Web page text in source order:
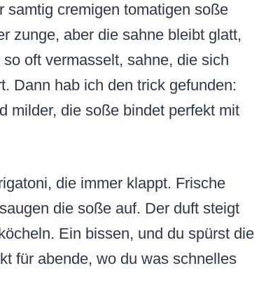
samtig cremigen tomatigen soße
zunge, aber die sahne bleibt glatt,
oft vermasselt, sahne, die sich
Dann hab ich den trick gefunden:
milder, die soße bindet perfekt mit
die immer klappt. Frische
die soße auf. Der duft steigt
Ein bissen, und du spürst die
für abende, wo du was schnelles